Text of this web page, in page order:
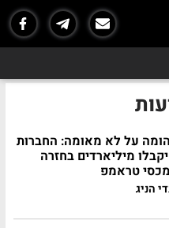
על לא מאומה: החברות
מיליארדים בחזרה
טראמפ
הניג